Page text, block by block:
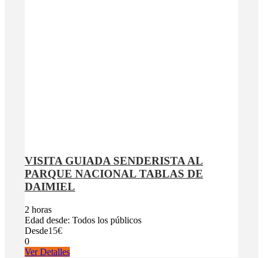
VISITA GUIADA SENDERISTA AL
PARQUE NACIONAL TABLAS DE
DAIMIEL
2 horas
Edad desde: Todos los públicos
Desde15€
0
Ver Detalles